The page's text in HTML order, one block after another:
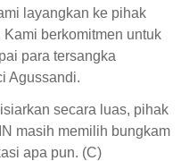
layangkan ke pihak
berkomitmen untuk
para tersangka
Agussandi.
secara luas, pihak
masih memilih bungkam
apa pun. (C)